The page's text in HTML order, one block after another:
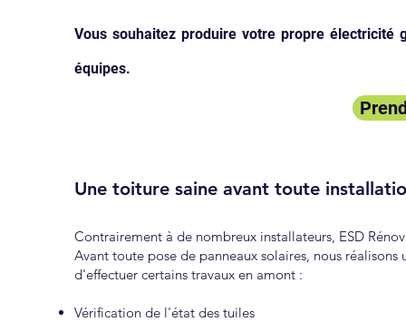
Vous souhaitez produire votre propre électricité
équipes.
Une toiture saine avant toute
Contrairement à de nombreux installateurs, ESD
Avant toute pose de panneaux solaires, nous
d'effectuer certains travaux en amont :
Vérification de l'état des tuiles